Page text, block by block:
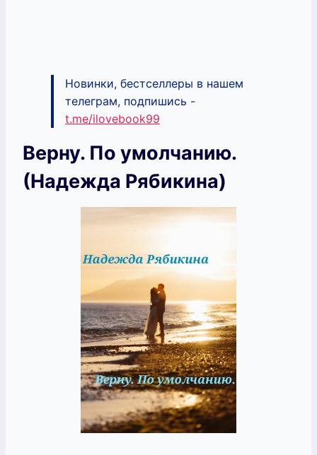
Новинки, бестселлеры в нашем
телеграм, подпишись -
t.me/ilovebook99
Верну. По умолчанию.
(Надежда Рябикина)